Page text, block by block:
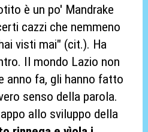
è un po' Mandrake
cazzi che nemmeno
visti mai" (cit.). Ha
Il mondo Lazio non
anno fa, gli hanno fatto
senso della parola.
allo sviluppo della